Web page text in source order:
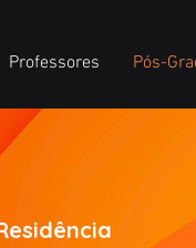
Professores Pós-